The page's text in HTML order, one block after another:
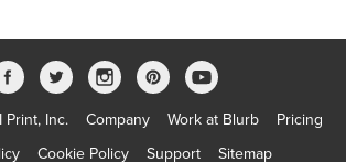
Inc. Company Work at Blurb
Pricing
Cookie Policy Support Sitemap